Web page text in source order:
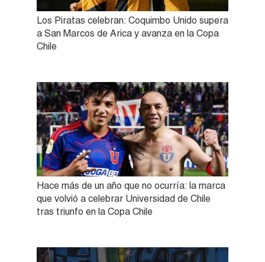
Los Piratas celebran: Coquimbo Unido supera
a San Marcos de Arica y avanza en la Copa
Chile
Hace más de un año que no ocurría: la marca
que volvió a celebrar Universidad de Chile
tras triunfo en la Copa Chile